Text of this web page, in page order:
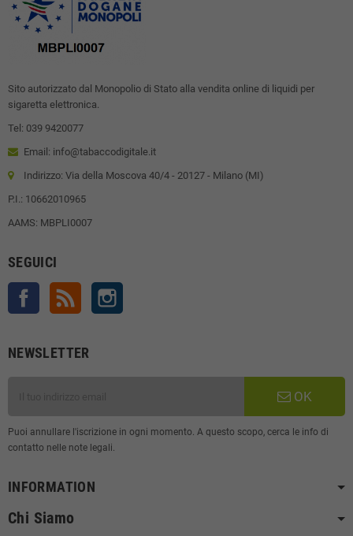
Sito autorizzato dal Monopolio di Stato alla vendita online di liquidi per
sigaretta elettronica.
Tel: 039 9420077
Email: info@tabaccodigitale.it
Indirizzo: Via della Moscova 40/4 - 20127 - Milano (MI)
P.I.: 10662010965
AAMS: MBPLI0007
SEGUICI
Facebook Rss
NEWSLETTER
OK
Puoi annullare l'iscrizione in ogni momento. A questo scopo, cerca le info di
contatto nelle note legali.
INFORMATION
Chi Siamo